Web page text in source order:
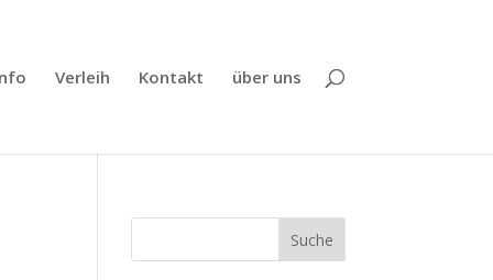
Verleih Kontakt über uns